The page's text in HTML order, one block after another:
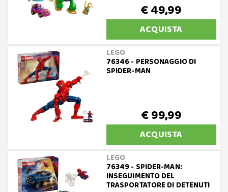
€ 49,99
ACQUISTA
LEGO
76346 - PERSONAGGIO DI
SPIDER-MAN
€ 99,99
ACQUISTA
LEGO
76349 - SPIDER-MAN:
INSEGUIMENTO DEL
TRASPORTATORE DI DETENUTI